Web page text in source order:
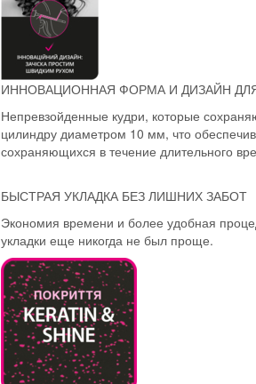
ИННОВАЦИОННАЯ ФОРМА И ДИЗАЙН
Непревзойденные кудри, которые
цилиндру диаметром 10 мм, что
сохраняющихся в течение длительного
БЫСТРАЯ УКЛАДКА БЕЗ ЛИШНИХ ЗАБОТ
Экономия времени и более удобная
укладки еще никогда не был проще.